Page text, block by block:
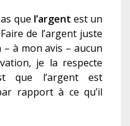
que l’argent est un
de l’argent juste
– à mon avis –aucun
je la respecte
que l’argent est
rapport à ce qu’il